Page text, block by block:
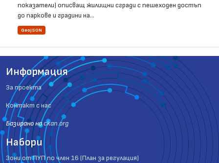
показатели) описващ жилищни сгради с пешеходен достъп
до паркове и градини на...
GeoJSON
Информация
За проекта
Контакт с нас
Базиранo наckan.org
Набори
Зони от ПУП по член 16 (План за регулация)